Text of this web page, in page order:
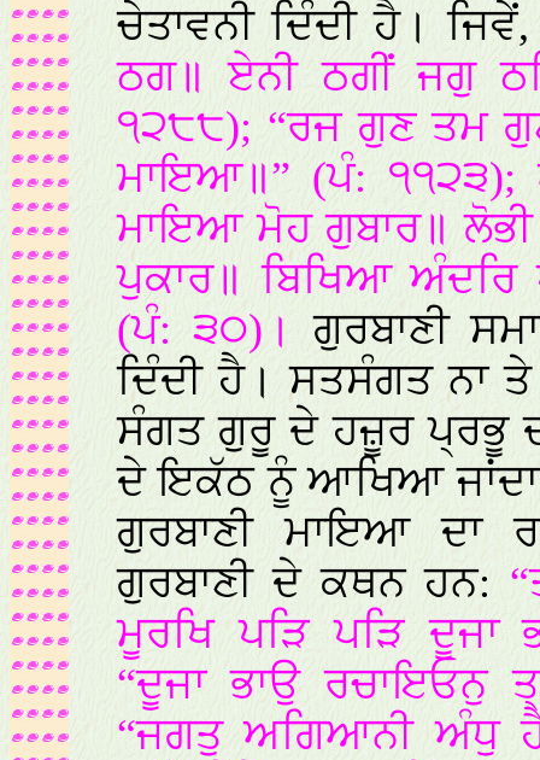
ਚੇਤਾਵਨੀ ਦਿੰਦੀ ਹੈ।
ਠਗ॥ ਏਨੀ ਠਗੀਂ ਜਗੁ
੧੨੮੮); “ਰਜ ਗੁਣ ਤਮ
ਮਾਇਆ॥” (ਪੰ:
ਮਾਇਆ ਮੋਹ ਗੁਬਾਰ॥
ਪੁਕਾਰ॥ ਬਿਖਿਆ ਅੰਦਰਿ
(ਪੰ: ੩੦)।
ਗੁਰਬਾਣੀ
ਦਿੰਦੀ ਹੈ। ਸਤਸੰਗਤ ਨਾ
ਸੰਗਤ ਗੁਰੂ ਦੇ ਹਜ਼ੂਰ ਪ੍ਰਭੂ
ਦੇ ਇਕੱਠ ਨੂੰ ਆਖਿਆ
ਗੁਰਬਾਣੀ ਮਾਇਆ ਦਾ
ਗੁਰਬਾਣੀ ਦੇ ਕਥਨ ਹਨ:
ਮੂਰਖਿ ਪੜਿ ਪੜਿ ਦੂਜਾ
“ਦੂਜਾ ਭਾਉ ਰਚਾਇਓਨੁ
“ਜਗਤੁ ਅਗਿਆਨੀ ਅੰਧੁ